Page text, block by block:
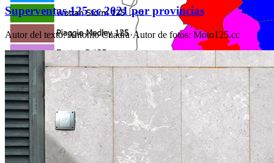
Superventas 125 cc 2021 por provincias
Autor del texto:Antonio Cuadra·Autor de fotos: Moto125.cc